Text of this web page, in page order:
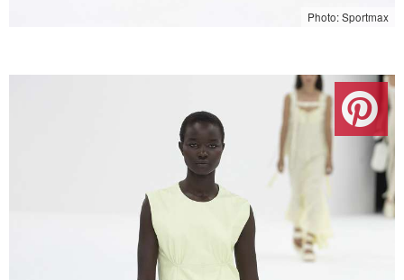
Photo: Sportmax